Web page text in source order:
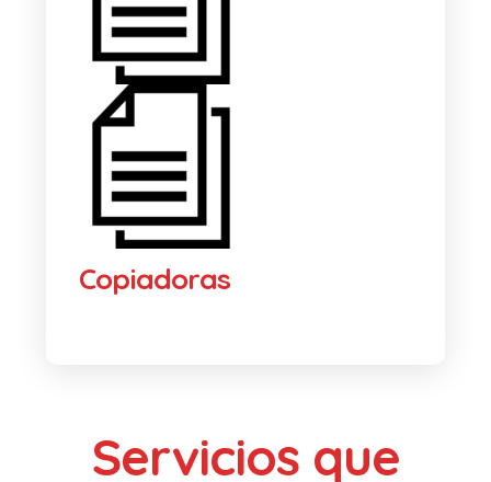
Copiadoras
Servicios que